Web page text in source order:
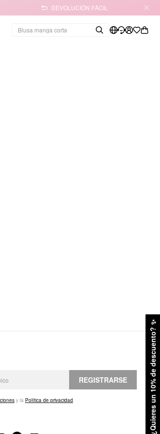
DEVOLUCIÓN FÁCIL
¿Quieres un 10% de descuento?
✨
REGISTRARSE
y la Política de privacidad.